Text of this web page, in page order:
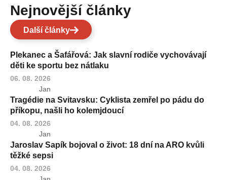
Nejnovější články
Další články
Plekanec a Šafářová: Jak slavní rodiče vychovávají
děti ke sportu bez nátlaku
06. 08. 2026
Jan
Tragédie na Svitavsku: Cyklista zemřel po pádu do
příkopu, našli ho kolemjdoucí
04. 08. 2026
Jan
Jaroslav Sapík bojoval o život: 18 dní na ARO kvůli
těžké sepsi
04. 08. 2026